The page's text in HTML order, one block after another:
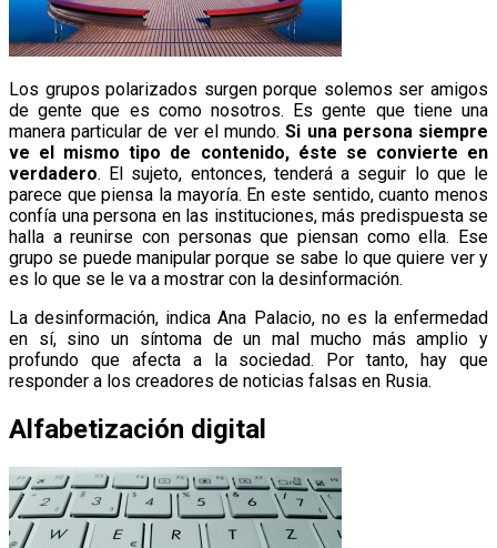
Los grupos polarizados surgen porque solemos ser amigos
de gente que es como nosotros. Es gente que tiene una
manera particular de ver el mundo.Si una persona siempre
ve el mismo tipo de contenido, éste se convierte en
verdadero. El sujeto, entonces, tenderá a seguir lo que le
parece que piensa la mayoría. En este sentido, cuanto menos
confía una persona en las instituciones, más predispuesta se
halla a reunirse con personas que piensan como ella. Ese
grupo se puede manipular porque se sabe lo que quiere ver y
es lo que se le va a mostrar con la desinformación.
La desinformación, indica Ana Palacio, no es la enfermedad
en sí, sino un síntoma de un mal mucho más amplio y
profundo que afecta a la sociedad. Por tanto, hay que
responder a los creadores de noticias falsas en Rusia.
Alfabetización digital